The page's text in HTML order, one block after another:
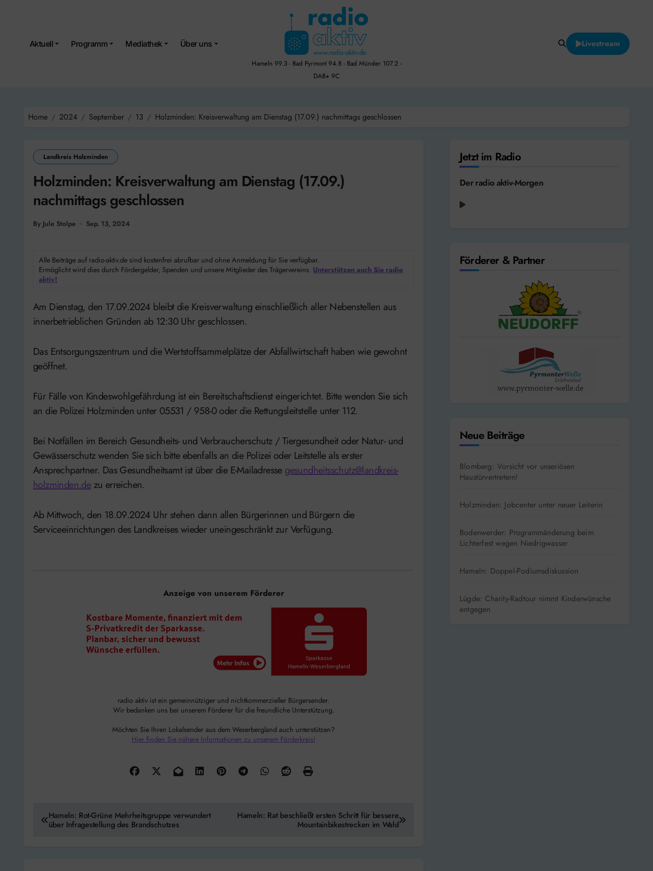
Aktuell Programm Mediathek Über uns
Hameln 99.3 - Bad Pyrmont 94.8 - Bad Münder 107.2 -
DAB+ 9C
Livestream
Home 2024 September 13 Holzminden: Kreisverwaltung am Dienstag (17.09.) nachmittags geschlossen
Landkreis Holzminden
Holzminden: Kreisverwaltung am Dienstag (17.09.)
nachmittags geschlossen
By Jule Stolpe Sep. 13, 2024
Alle Beiträge auf radio-aktiv.de sind kostenfrei abrufbar und ohne Anmeldung für Sie verfügbar.
Ermöglicht wird dies durch Fördergelder, Spenden und unsere Mitglieder des Trägervereins. Unterstützen auch Sie radio
aktiv!
Am Dienstag, den 17.09.2024 bleibt die Kreisverwaltung einschließlich aller Nebenstellen aus
innerbetrieblichen Gründen ab 12:30 Uhr geschlossen.
Das Entsorgungszentrum und die Wertstoffsammelplätze der Abfallwirtschaft haben wie gewohnt
geöffnet.
Für Fälle von Kindeswohlgefährdung ist ein Bereitschaftsdienst eingerichtet. Bitte wenden Sie sich
an die Polizei Holzminden unter 05531 / 958-0 oder die Rettungsleitstelle unter 112.
Bei Notfällen im Bereich Gesundheits- und Verbraucherschutz / Tiergesundheit oder Natur- und
Gewässerschutz wenden Sie sich bitte ebenfalls an die Polizei oder Leitstelle als erster
Ansprechpartner. Das Gesundheitsamt ist über die E-Mailadresse gesundheitsschutz@landkreis-
holzminden.dezu erreichen.
Ab Mittwoch, den 18.09.2024 Uhr stehen dann allen Bürgerinnen und Bürgern die
Serviceeinrichtungen des Landkreises wieder uneingeschränkt zur Verfügung.
Anzeige von unserem Förderer
radio aktiv ist ein gemeinnütziger und nichtkommerzieller Bürgersender.
Wir bedanken uns bei unserem Förderer für die freundliche Unterstützung.
Möchten Sie Ihren Lokalsender aus dem Weserbergland auch unterstützen?
Hier finden Sie nähere Informationen zu unserem Förderkreis!
Beitragsnavigation
Hameln: Rot-Grüne Mehrheitsgruppe verwundert
über Infragestellung des Brandschutzes
Hameln: Rat beschließt ersten Schritt für bessere
Mountainbikestrecken im Wald
Jetzt im Radio
Der radio aktiv-Morgen
Förderer & Partner
Neue Beiträge
Blomberg: Vorsicht vor unseriösen
Haustürvertretern!
Holzminden: Jobcenter unter neuer Leiterin
Bodenwerder: Programmänderung beim
Lichterfest wegen Niedrigwasser
Hameln: Doppel-Podiumsdiskussion
Lügde: Charity-Radtour nimmt Kinderwünsche
entgegen